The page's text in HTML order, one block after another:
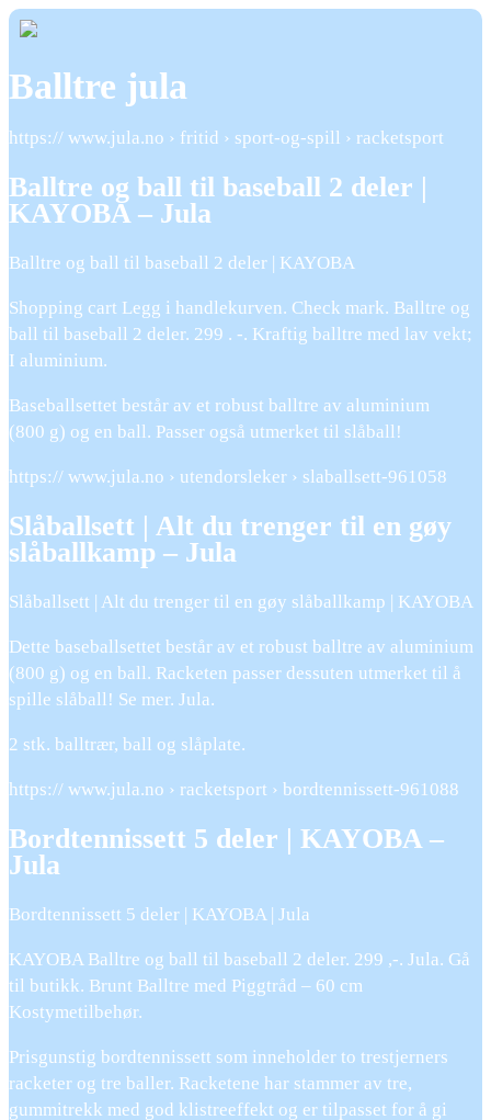
Balltre jula
https:// www.jula.no › fritid › sport-og-spill › racketsport
Balltre og ball til baseball 2 deler |
KAYOBA – Jula
Balltre og ball til baseball 2 deler | KAYOBA
Shopping cart Legg i handlekurven. Check mark. Balltre og
ball til baseball 2 deler. 299 . -. Kraftig balltre med lav vekt;
I aluminium.
Baseballsettet består av et robust balltre av aluminium
(800 g) og en ball. Passer også utmerket til slåball!
https:// www.jula.no › utendorsleker › slaballsett-961058
Slåballsett | Alt du trenger til en gøy
slåballkamp – Jula
Slåballsett | Alt du trenger til en gøy slåballkamp | KAYOBA
Dette baseballsettet består av et robust balltre av aluminium
(800 g) og en ball. Racketen passer dessuten utmerket til å
spille slåball! Se mer. Jula.
2 stk. balltrær, ball og slåplate.
https:// www.jula.no › racketsport › bordtennissett-961088
Bordtennissett 5 deler | KAYOBA –
Jula
Bordtennissett 5 deler | KAYOBA | Jula
KAYOBA Balltre og ball til baseball 2 deler. 299 ,-. Jula. Gå
til butikk. Brunt Balltre med Piggtråd – 60 cm
Kostymetilbehør.
Prisgunstig bordtennissett som inneholder to trestjerners
racketer og tre baller. Racketene har stammer av tre,
gummitrekk med god klistreeffekt og er tilpasset for å gi